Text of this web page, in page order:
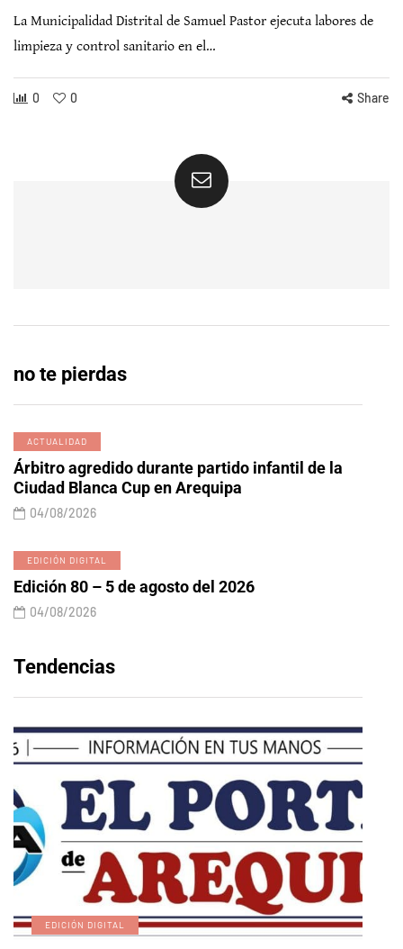
La Municipalidad Distrital de Samuel Pastor ejecuta labores de
limpieza y control sanitario en el…
0 0 Share
no te pierdas
ACTUALIDAD
Árbitro agredido durante partido infantil de la
Ciudad Blanca Cup en Arequipa
04/08/2026
EDICIÓN DIGITAL
Edición 80 – 5 de agosto del 2026
04/08/2026
Tendencias
EDICIÓN DIGITAL